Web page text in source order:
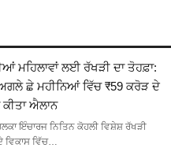
ਮਹਿਲਾਵਾਂ ਲਈ ਰੱਖੜੀ ਦਾ ਤੋਹਫ਼ਾ:
ਛੇ ਮਹੀਨਿਆਂ ਵਿੱਚ ₹59 ਕਰੋੜ ਦੇ
ਕੀਤਾ ਐਲਾਨ
ਇੰਚਾਰਜ ਨਿਤਿਨ ਕੋਹਲੀ ਵਿਸ਼ੇਸ਼ ਰੱਖੜੀ
ਵਿਕਾਸ ਵਿੱਚ…